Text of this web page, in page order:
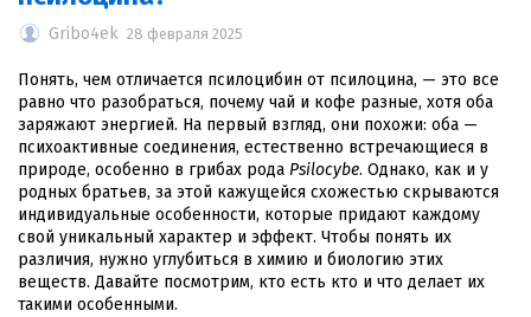
Gribo4ek 28 февраля 2025
Понять, чем отличается псилоцибин от псилоцина, — это все
равно что разобраться, почему чай и кофе разные, хотя оба
заряжают энергией. На первый взгляд, они похожи: оба —
психоактивные соединения, естественно встречающиеся в
природе, особенно в грибах рода Psilocybe. Однако, как и у
родных братьев, за этой кажущейся схожестью скрываются
индивидуальные особенности, которые придают каждому
свой уникальный характер и эффект. Чтобы понять их
различия, нужно углубиться в химию и биологию этих
веществ. Давайте посмотрим, кто есть кто и что делает их
такими особенными.